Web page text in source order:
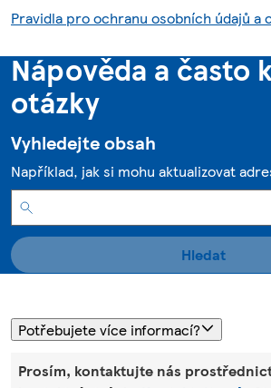
Nápověda a často
otázky
Vyhledejte obsah
Například, jak si mohu aktualizovat
Hledat
Potřebujete více informací?
Prosím, kontaktujte nás